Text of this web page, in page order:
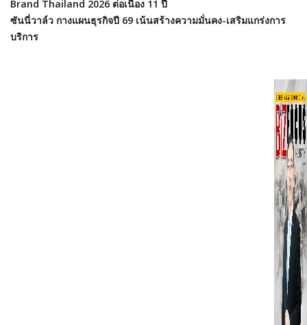
Brand Thailand 2026 ต่อเนื่อง 11 ปี
ซันนี่วาล์ว กางแผนธุรกิจปี 69 เน้นสร้างความมั่นคง-เสริมแกร่งการ
บริการ